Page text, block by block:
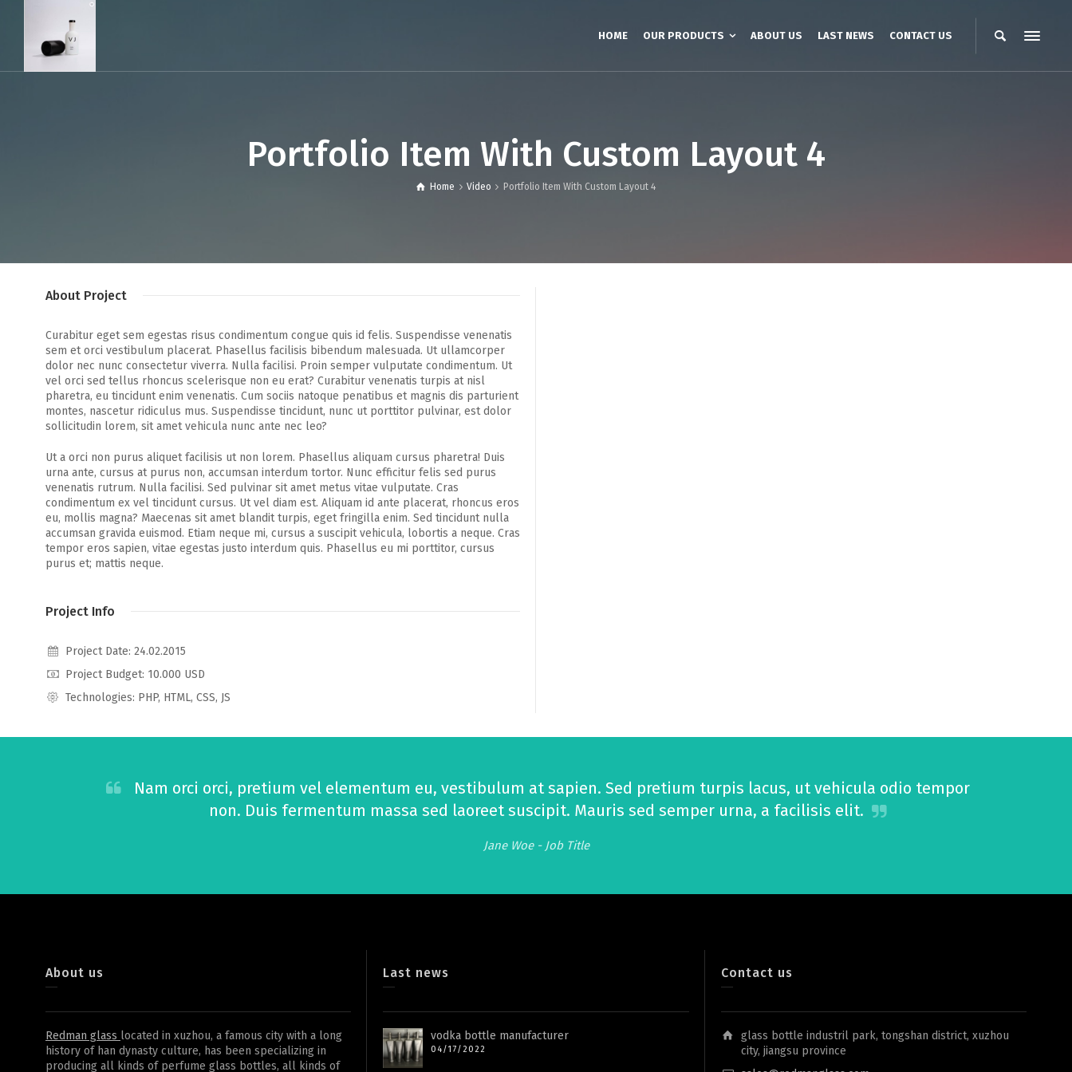
HOME OUR PRODUCTS ABOUT US LAST NEWS CONTACT US
Portfolio Item With Custom Layout 4
Home Video Portfolio Item With Custom Layout 4
About Project
Curabitur eget sem egestas risus condimentum congue quis id felis. Suspendisse venenatis
sem et orci vestibulum placerat. Phasellus facilisis bibendum malesuada. Ut ullamcorper
dolor nec nunc consectetur viverra. Nulla facilisi. Proin semper vulputate condimentum. Ut
vel orci sed tellus rhoncus scelerisque non eu erat? Curabitur venenatis turpis at nisl
pharetra, eu tincidunt enim venenatis. Cum sociis natoque penatibus et magnis dis parturient
montes, nascetur ridiculus mus. Suspendisse tincidunt, nunc ut porttitor pulvinar, est dolor
sollicitudin lorem, sit amet vehicula nunc ante nec leo?
Ut a orci non purus aliquet facilisis ut non lorem. Phasellus aliquam cursus pharetra! Duis
urna ante, cursus at purus non, accumsan interdum tortor. Nunc efficitur felis sed purus
venenatis rutrum. Nulla facilisi. Sed pulvinar sit amet metus vitae vulputate. Cras
condimentum ex vel tincidunt cursus. Ut vel diam est. Aliquam id ante placerat, rhoncus eros
eu, mollis magna? Maecenas sit amet blandit turpis, eget fringilla enim. Sed tincidunt nulla
accumsan gravida euismod. Etiam neque mi, cursus a suscipit vehicula, lobortis a neque. Cras
tempor eros sapien, vitae egestas justo interdum quis. Phasellus eu mi porttitor, cursus
purus et; mattis neque.
Project Info
Project Date: 24.02.2015
Project Budget: 10.000 USD
Technologies: PHP, HTML, CSS, JS
Nam orci orci, pretium vel elementum eu, vestibulum at sapien. Sed pretium turpis lacus, ut vehicula odio tempor
non. Duis fermentum massa sed laoreet suscipit. Mauris sed semper urna, a facilisis elit.
Jane Woe - Job Title
About us
Redman glass located in xuzhou, a famous city with a long
history of han dynasty culture, has been specializing in
producing all kinds of perfume glass bottles, all kinds of
Last news
vodka bottle manufacturer
04/17/2022
Contact us
glass bottle industril park, tongshan district, xuzhou
city, jiangsu province